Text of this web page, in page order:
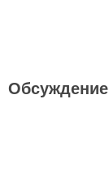
Обсуждение